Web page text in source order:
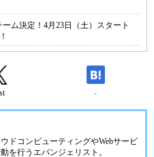
ーム決定！4月23日（土）スタート
-
ドコンピューティングやWebサービ
を行うエバンジェリスト。